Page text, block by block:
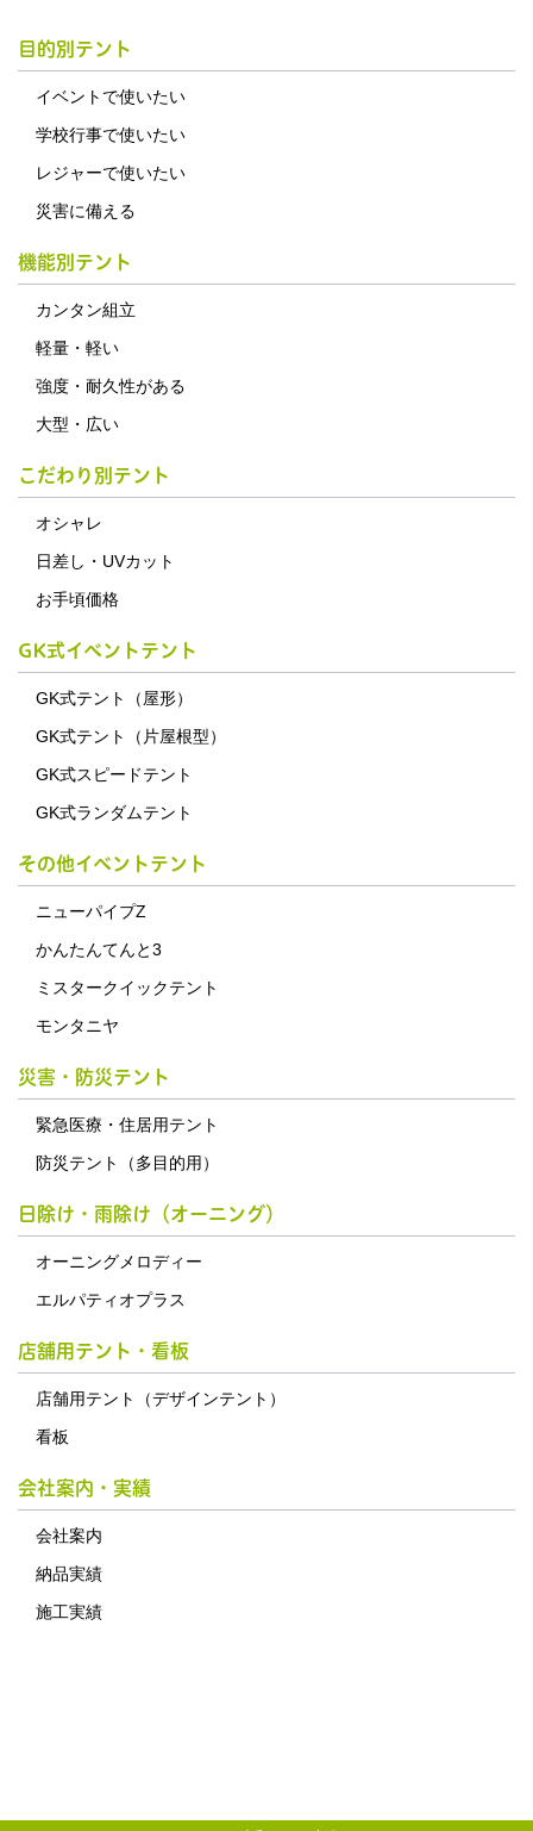
目的別テント
イベントで使いたい
学校行事で使いたい
レジャーで使いたい
災害に備える
機能別テント
カンタン組立
軽量・軽い
強度・耐久性がある
大型・広い
こだわり別テント
オシャレ
日差し・UVカット
お手頃価格
GK式イベントテント
GK式テント（屋形）
GK式テント（片屋根型）
GK式スピードテント
GK式ランダムテント
その他イベントテント
ニューパイプZ
かんたんてんと3
ミスタークイックテント
モンタニヤ
災害・防災テント
緊急医療・住居用テント
防災テント（多目的用）
日除け・雨除け（オーニング）
オーニングメロディー
エルパティオプラス
店舗用テント・看板
店舗用テント（デザインテント）
看板
会社案内・実績
会社案内
納品実績
施工実績